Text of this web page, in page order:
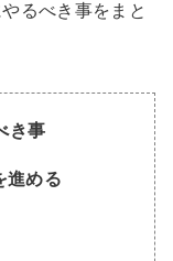
るべき事をまと
き事
進める